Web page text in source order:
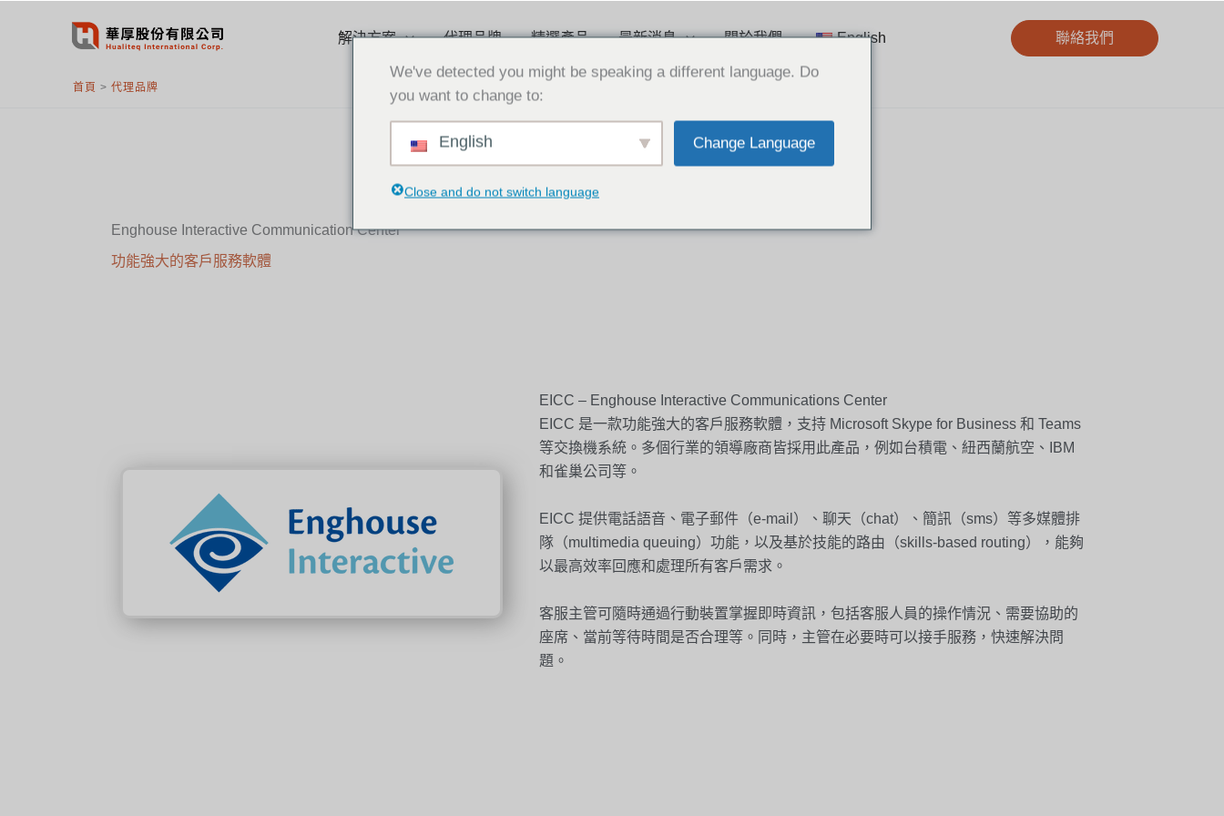
解決方案 代理品牌 精選產品 最新消息 關於我們 English 聯絡我們
首頁 > 代理品牌
Enghouse Interactive Communication Center
功能強大的客戶服務軟體
EICC – Enghouse Interactive Communications Center
EICC 是一款功能強大的客戶服務軟體，支持 Microsoft Skype for Business 和 Teams
等交換機系統。多個行業的領導廠商皆採用此產品，例如台積電、紐西蘭航空、IBM
和雀巢公司等。
EICC 提供電話語音、電子郵件（e-mail）、聊天（chat）、簡訊（sms）等多媒體排
隊（multimedia queuing）功能，以及基於技能的路由（skills-based routing），能夠
以最高效率回應和處理所有客戶需求。
客服主管可隨時通過行動裝置掌握即時資訊，包括客服人員的操作情況、需要協助的
座席、當前等待時間是否合理等。同時，主管在必要時可以接手服務，快速解決問
題。
We've detected you might be speaking a different language. Do
you want to change to:
English Change Language
Close and do not switch language